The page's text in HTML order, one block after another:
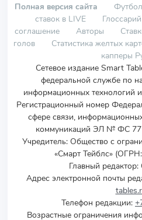
Полная версия сайта
ставок в LIVE
Глоссарий
соглашение
Авторы
голов
Статистика желтых
капперы
Сетевое издание Smart
федеральной службе по
информационных технологий
Регистрационный номер
сфере связи,
коммуникаций ЭЛ № ФС 77
Учредитель: Общество с
«Смарт Тейблс»
Главный
Адрес электронной почты
Телефон редакции:
Возрастные ограничения